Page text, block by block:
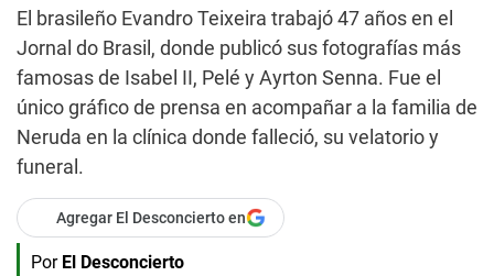
El brasileño Evandro Teixeira trabajó 47 años en el
Jornal do Brasil, donde publicó sus fotografías más
famosas de Isabel II, Pelé y Ayrton Senna. Fue el
único gráfico de prensa en acompañar a la familia de
Neruda en la clínica donde falleció, su velatorio y
funeral.
Agregar El Desconcierto en
Por El Desconcierto